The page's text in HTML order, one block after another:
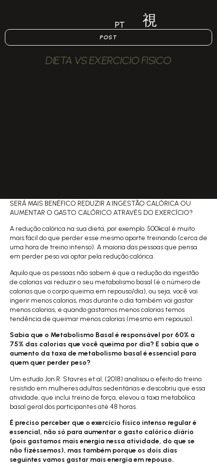
PT
POST
DIETA VS EXERCICIO FISICO
SERÁ MAIS BENÉFICO REDUZIR A INGESTÃO CALÓRICA OU
AUMENTAR O GASTO CALÓRICO ATRAVÉS DO EXERCÍCIO?
A redução calórica na sua dieta, por exemplo. 500kcal é muito
mais fácil do que perder esse mesmo aporte treinando (cerca de
uma hora de treino intenso). A maioria das pessoas que pensa
em perder peso vai optar pela redução calórica.
Aquilo que as pessoas não sabem é que a redução da ingestão
de calorias vai reduzir o seu metabolismo basal (é o número de
calorias que o corpo queima em repouso/dia), ou seja, você vai
ingerir menos calorias, mas durante o dia também vai gastar
menos calorias, e quando gastamos menos calorias temos
tendência de queimar menos calorias (mesmo em repouso).
Sabia que o Metabolismo Basal é responsável por 60% a
75% das calorias que você queima por dia? E sabia que o
aumento da taxa de metabolismo basal é essencial para
quem quer perder peso?
Um estudo Jon R. Stavres et al, (2018) analisou o efeito do treino
resistido em mulheres adultas sedentárias e descobriu que essa
atividade, que inclui treino de força, elevou a taxa metabólica
basal geral dos participantes até 48 horas.
É preciso perceber que o exercício físico intenso regular é
essencial, não só para aumentar o gasto calórico diário
(pois gastamos mais energia nessa atividade, do que se
não fizéssemos), mas também porque os dois dias
seguintes vamos gastar mais energia em repouso.